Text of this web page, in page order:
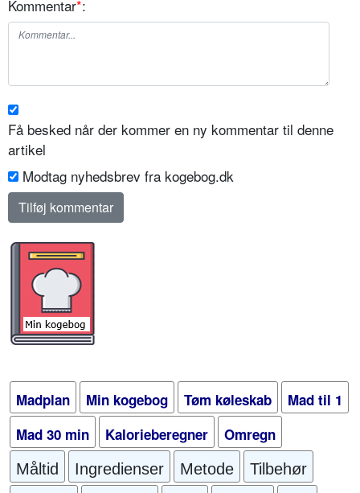
Kommentar*:
Få besked når der kommer en ny kommentar til denne
artikel
Modtag nyhedsbrev fra kogebog.dk
Madplan Min kogebog Tøm køleskab
Mad til 1
Mad 30 min
Kalorieberegner Omregn
Måltid Ingredienser Metode
Tilbehør